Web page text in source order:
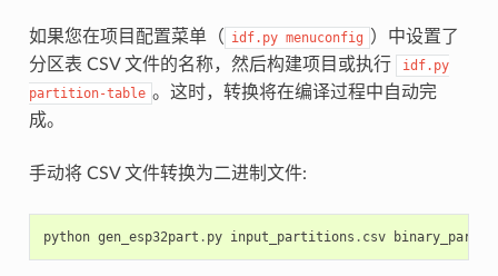
如果您在项目配置菜单（ idf.py menuconfig
）中设置了
分区表 CSV 文件的名称，然后构建项目或执行
idf.py
partition-table 。这时，转换将在编译过程中自动完
成。
手动将 CSV 文件转换为二进制文件:
python gen_esp32part . py input_partitions . csv